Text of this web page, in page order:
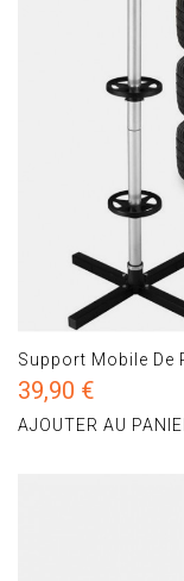
Support Mobile De
39,90 €
AJOUTER AU